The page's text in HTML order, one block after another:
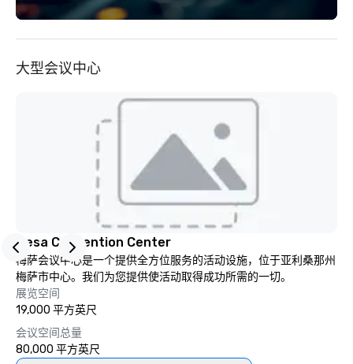
soft rock, and jazz.
experience live band
surprises. They
Same great energy
region. ★ STAR LYNN FIEGENER- LEAD
AND BACKGROUND
大型会议中心
Mesa Convention Center
梅萨会议中心是一个提供全方位服务的活动设施，位于亚利桑那州
梅萨市中心。我们为您提供使活动取得成功所需的一切。
展览空间
19,000 平方英尺
会议空间总量
80,000 平方英尺